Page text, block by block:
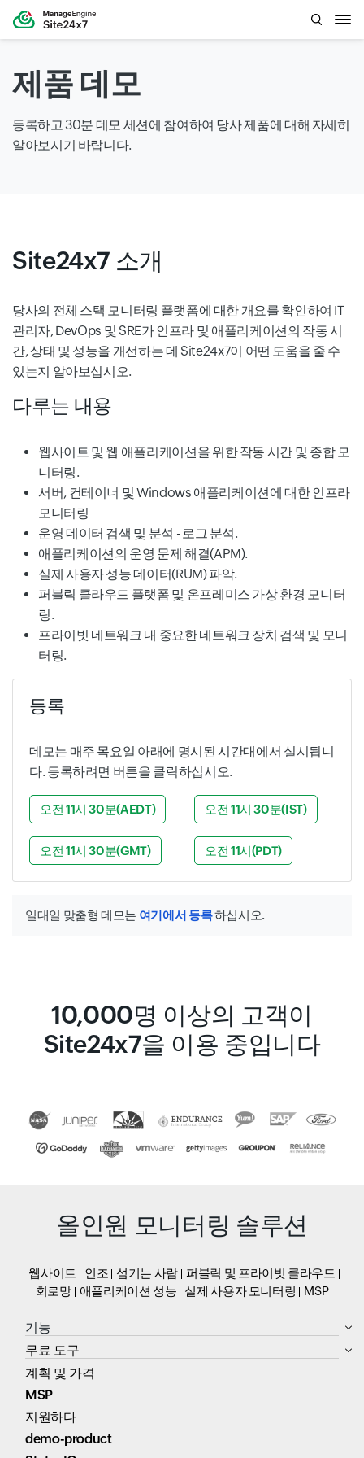
제품 데모
등록하고 30분 데모 세션에 참여하여 당사 제품에 대해 자세히
알아보시기 바랍니다.
Site24x7 소개
당사의 전체 스택 모니터링 플랫폼에 대한 개요를 확인하여 IT
관리자, DevOps 및 SRE가 인프라 및 애플리케이션의 작동 시
간, 상태 및 성능을 개선하는 데 Site24x7이 어떤 도움을 줄 수
있는지 알아보십시오.
다루는 내용
웹사이트 및 웹 애플리케이션을 위한 작동 시간 및 종합 모
니터링.
서버, 컨테이너 및 Windows 애플리케이션에 대한 인프라
모니터링
운영 데이터 검색 및 분석 - 로그 분석.
애플리케이션의 운영 문제 해결(APM).
실제 사용자 성능 데이터(RUM) 파악.
퍼블릭 클라우드 플랫폼 및 온프레미스 가상 환경 모니터
링.
프라이빗 네트워크 내 중요한 네트워크 장치 검색 및 모니
터링.
등록
데모는 매주 목요일 아래에 명시된 시간대에서 실시됩니
다. 등록하려면 버튼을 클릭하십시오.
오전 11시 30분(AEDT) 오전 11시 30분(IST)
오전 11시 30분(GMT) 오전 11시(PDT)
일대일 맞춤형 데모는 여기에서 등록하십시오.
10,000명 이상의 고객이
Site24x7을 이용 중입니다
올인원 모니터링 솔루션
웹사이트 인조 섬기는 사람
퍼블릭 및 프라이빗 클라우드
회로망
애플리케이션 성능 실제 사용자 모니터링 MSP
기능
무료 도구
계획 및 가격
MSP
지원하다
demo-product